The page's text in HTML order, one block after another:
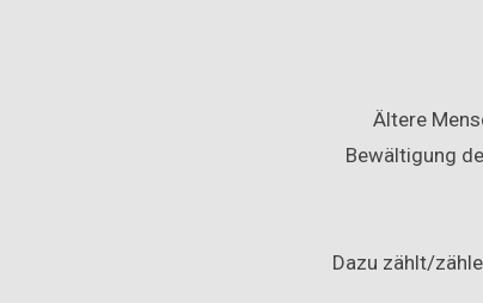
Ältere
Bewältigung
Dazu zählt/